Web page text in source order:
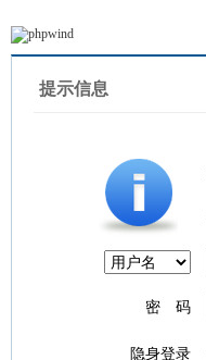
提示信息
密 码
隐身登录